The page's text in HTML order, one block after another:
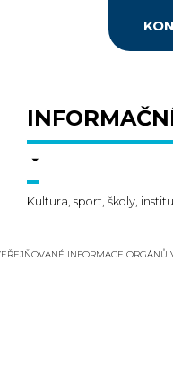
Kultura, sport, školy,
INFORMACE ORGÁNŮ